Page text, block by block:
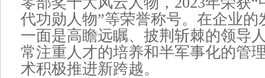
代功勋人物”等荣誉称号。在企业的
一面是高瞻远瞩、披荆斩棘的领导
常注重人才的培养和半军事化的管
术积极推进新跨越。